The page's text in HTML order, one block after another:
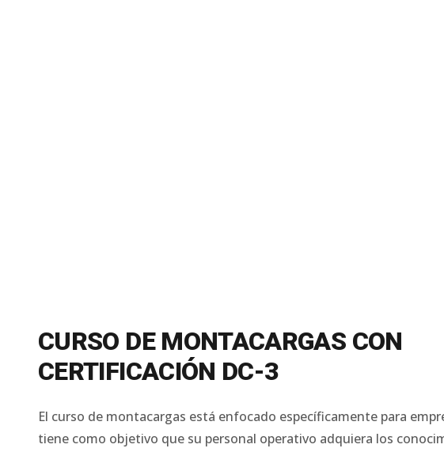
CURSO DE MONTACARGAS CON
CERTIFICACIÓN DC-3
El curso de montacargas está enfocado específicamente para
tiene como objetivo que su personal operativo adquiera los